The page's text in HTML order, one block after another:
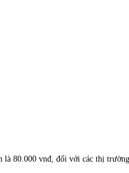
80.000 vnđ, đối với các thị